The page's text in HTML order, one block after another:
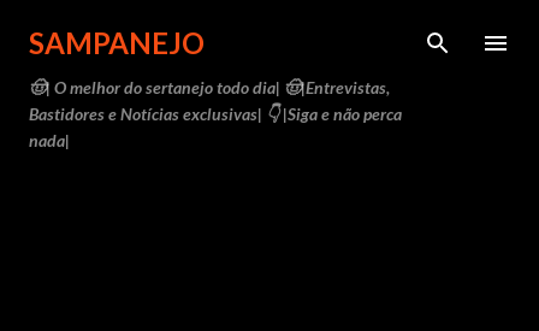
Pular para o conteúdo principal
SAMPANEJO
🤠| O melhor do sertanejo todo dia| 🤠|Entrevistas,
Bastidores e Notícias exclusivas| 👇 |Siga e não perca
nada|